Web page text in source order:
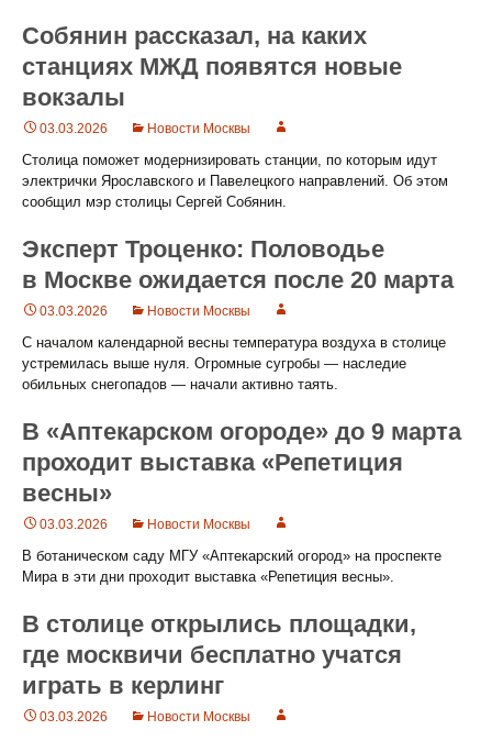
Собянин рассказал, на каких
станциях МЖД появятся новые
вокзалы
03.03.2026 Новости Москвы
Столица поможет модернизировать станции, по которым идут
электрички Ярославского и Павелецкого направлений. Об этом
сообщил мэр столицы Сергей Собянин.
Эксперт Троценко: Половодье
в Москве ожидается после 20 марта
03.03.2026 Новости Москвы
С началом календарной весны температура воздуха в столице
устремилась выше нуля. Огромные сугробы — наследие
обильных снегопадов — начали активно таять.
В «Аптекарском огороде» до 9 марта
проходит выставка «Репетиция
весны»
03.03.2026 Новости Москвы
В ботаническом саду МГУ «Аптекарский огород» на проспекте
Мира в эти дни проходит выставка «Репетиция весны».
В столице открылись площадки,
где москвичи бесплатно учатся
играть в керлинг
03.03.2026 Новости Москвы